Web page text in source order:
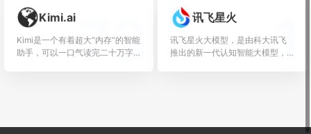
Kimi.ai
Kimi是一个有着超大“内存”的智能
助手，可以一口气读完二十万字
73 讯飞星火
讯飞星火大模型，是由科大讯飞
推出的新一代认知智能大模型，1